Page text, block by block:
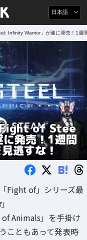
日本語
Infinity Warrior」が遂に発売！1週
of Stee
発売！1週間
逃すな！
B!
Fight of」シリーズ最
」
Animals」を手掛け
こともあって発表時